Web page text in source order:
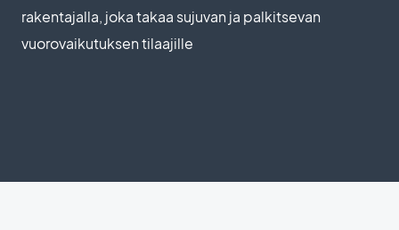
rakentajalla, joka takaa sujuvan ja palkitsevan
vuorovaikutuksen tilaajille